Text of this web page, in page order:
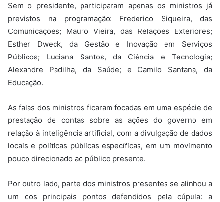
Sem o presidente, participaram apenas os ministros já
previstos na programação: Frederico Siqueira, das
Comunicações; Mauro Vieira, das Relações Exteriores;
Esther Dweck, da Gestão e Inovação em Serviços
Públicos; Luciana Santos, da Ciência e Tecnologia;
Alexandre Padilha, da Saúde; e Camilo Santana, da
Educação.
As falas dos ministros ficaram focadas em uma espécie de
prestação de contas sobre as ações do governo em
relação à inteligência artificial, com a divulgação de dados
locais e políticas públicas específicas, em um movimento
pouco direcionado ao público presente.
Por outro lado, parte dos ministros presentes se alinhou a
um dos principais pontos defendidos pela cúpula: a